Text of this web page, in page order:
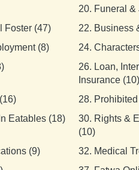
20. Funeral &
Foster (47) 22. Business
(8) 24.
26. Loan,
Insurance (10)
28.
Eatables (18) 30. Rights &
(10)
(9) 32. Medical